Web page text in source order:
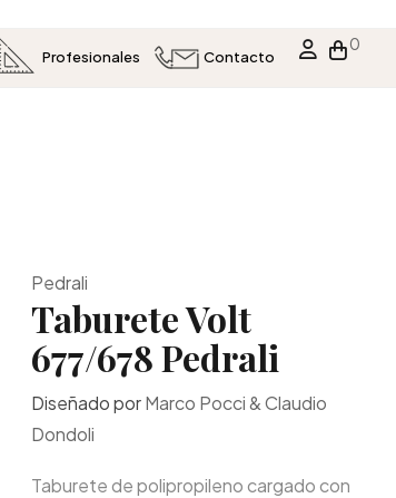
Profesionales Contacto
0
Pedrali
Taburete Volt
677/678 Pedrali
Diseñado porMarco Pocci & Claudio
Dondoli
Taburete de polipropileno cargado con